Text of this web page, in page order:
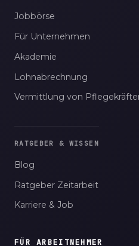
Jobbörse
Für Unternehmen
Akademie
Lohnabrechnung
Vermittlung von
RATGEBER & WISSEN
Blog
Ratgeber Zeitarbeit
Karriere & Job
FÜR ARBEITNEHMER